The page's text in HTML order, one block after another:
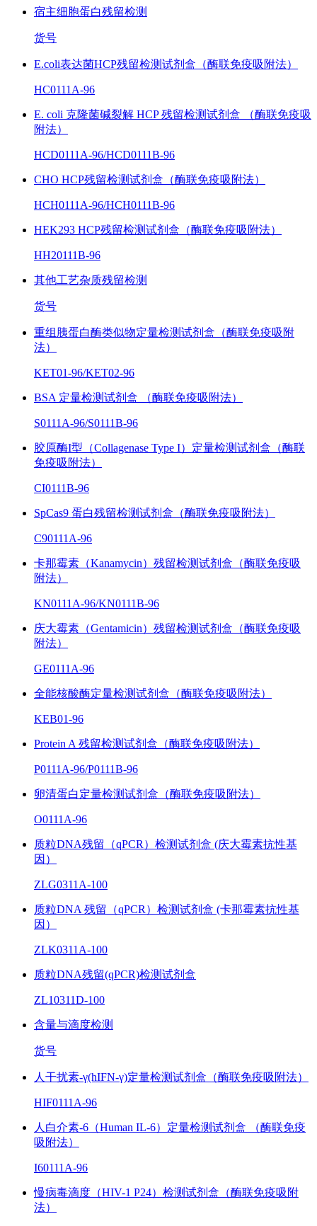
宿主细胞蛋白残留检测
货号
E.coli表达菌HCP残留检测试剂盒（酶联免疫吸附法）
HC0111A-96
E. coli 克隆菌碱裂解 HCP 残留检测试剂盒 （酶联免疫吸
附法）
HCD0111A-96/HCD0111B-96
CHO HCP残留检测试剂盒（酶联免疫吸附法）
HCH0111A-96/HCH0111B-96
HEK293 HCP残留检测试剂盒（酶联免疫吸附法）
HH20111B-96
其他工艺杂质残留检测
货号
重组胰蛋白酶类似物定量检测试剂盒（酶联免疫吸附
法）
KET01-96/KET02-96
BSA 定量检测试剂盒 （酶联免疫吸附法）
S0111A-96/S0111B-96
胶原酶I型（Collagenase Type I）定量检测试剂盒（酶联
免疫吸附法）
CI0111B-96
SpCas9 蛋白残留检测试剂盒（酶联免疫吸附法）
C90111A-96
卡那霉素（Kanamycin）残留检测试剂盒（酶联免疫吸
附法）
KN0111A-96/KN0111B-96
庆大霉素（Gentamicin）残留检测试剂盒（酶联免疫吸
附法）
GE0111A-96
全能核酸酶定量检测试剂盒（酶联免疫吸附法）
KEB01-96
Protein A 残留检测试剂盒（酶联免疫吸附法）
P0111A-96/P0111B-96
卵清蛋白定量检测试剂盒（酶联免疫吸附法）
O0111A-96
质粒DNA残留（qPCR）检测试剂盒 (庆大霉素抗性基
因）
ZLG0311A-100
质粒DNA 残留（qPCR）检测试剂盒 (卡那霉素抗性基
因）
ZLK0311A-100
质粒DNA残留(qPCR)检测试剂盒
ZL10311D-100
含量与滴度检测
货号
人干扰素-γ(hIFN-γ)定量检测试剂盒（酶联免疫吸附法）
HIF0111A-96
人白介素-6（Human IL-6）定量检测试剂盒 （酶联免疫
吸附法）
I60111A-96
慢病毒滴度（HIV-1 P24）检测试剂盒（酶联免疫吸附
法）